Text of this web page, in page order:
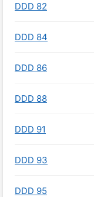
DDD 82
DDD 84
DDD 86
DDD 88
DDD 91
DDD 93
DDD 95